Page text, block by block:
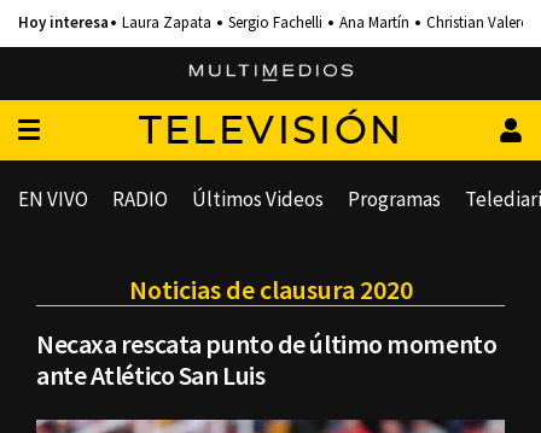
Laura Zapata Sergio Fachelli Ana Martín Christian Valero
TELEVISIÓN
EN VIVO RADIO Últimos Videos Programas
Noticias de clausura 2020
Necaxa rescata punto de último momento
ante Atlético San Luis